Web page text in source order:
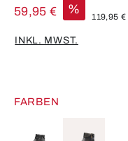
59,95 € %
119,95 €
INKL. MWST.
FARBEN